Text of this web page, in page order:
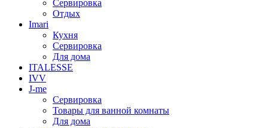
Сервировка
Отдых
Imari
Кухня
Сервировка
Для дома
ITALESSE
IVV
J-me
Сервировка
Товары для ванной комнаты
Для дома